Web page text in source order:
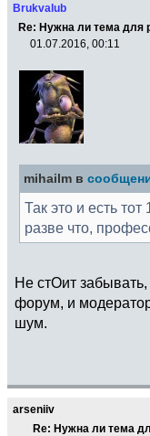
Brukvalub
Re: Нужна ли тема для
01.07.2016, 00:11
mihailm в
Так это и есть
разве что,
Не стОит
форум, и
шум.
arseniiv
Re: Нужна ли тема